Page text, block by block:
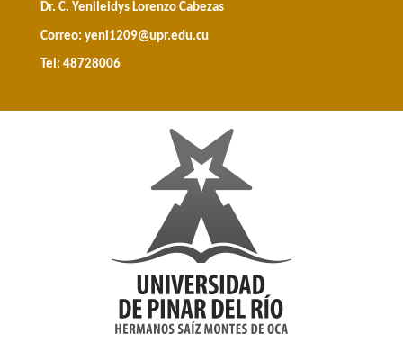
Dr. C. Yenileidys Lorenzo Cabezas
Correo: yeni1209@upr.edu.cu
Tel: 48728006